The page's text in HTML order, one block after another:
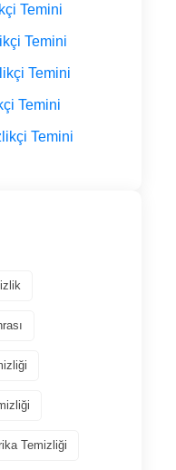
Temini
Temini
Temini
Temini
Temini
Temizliği